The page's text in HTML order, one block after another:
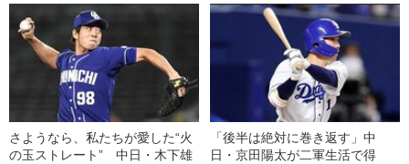
さようなら、私たちが愛した“火
の玉ストレート” 中日・木下雄
「後半は絶対に巻き返す」中
日・京田陽太が二軍生活で得